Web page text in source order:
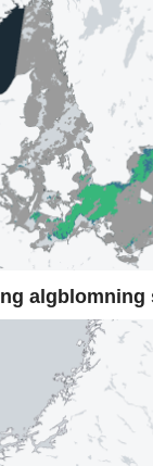
algblomning